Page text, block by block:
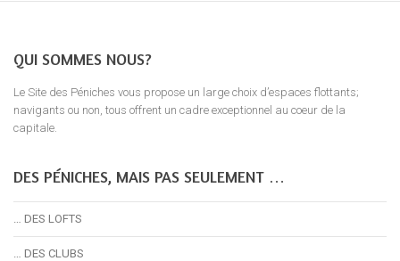
QUI SOMMES NOUS?
Le Site des Péniches vous propose un large choix d’espaces flottants;
navigants ou non, tous offrent un cadre exceptionnel au coeur de la
capitale.
DES PÉNICHES, MAIS PAS SEULEMENT …
… DES LOFTS
… DES CLUBS